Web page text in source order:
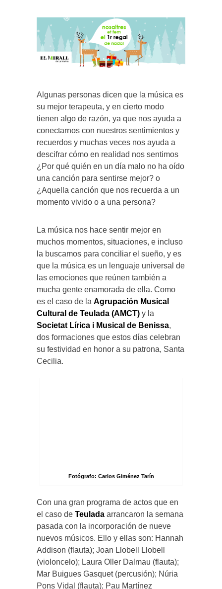
Algunas personas dicen que la música es
su mejor terapeuta, y en cierto modo
tienen algo de razón, ya que nos ayuda a
conectarnos con nuestros sentimientos y
recuerdos y muchas veces nos ayuda a
descifrar cómo en realidad nos sentimos
¿Por qué quién en un día malo no ha oído
una canción para sentirse mejor? o
¿Aquella canción que nos recuerda a un
momento vivido o a una persona?
La música nos hace sentir mejor en
muchos momentos, situaciones, e incluso
la buscamos para conciliar el sueño, y es
que la música es un lenguaje universal de
las emociones que reúnen también a
mucha gente enamorada de ella. Como
es el caso de la Agrupación Musical
Cultural de Teulada (AMCT) y la
Societat Lírica i Musical de Benissa,
dos formaciones que estos días celebran
su festividad en honor a su patrona, Santa
Cecilia.
Fotógrafo: Carlos Giménez Tarín
Con una gran programa de actos que en
el caso de Teulada arrancaron la semana
pasada con la incorporación de nueve
nuevos músicos. Ello y ellas son: Hannah
Addison (flauta); Joan Llobell Llobell
(violoncelo); Laura Oller Dalmau (flauta);
Mar Buigues Gasquet (percusión); Núria
Pons Vidal (flauta); Pau Martínez